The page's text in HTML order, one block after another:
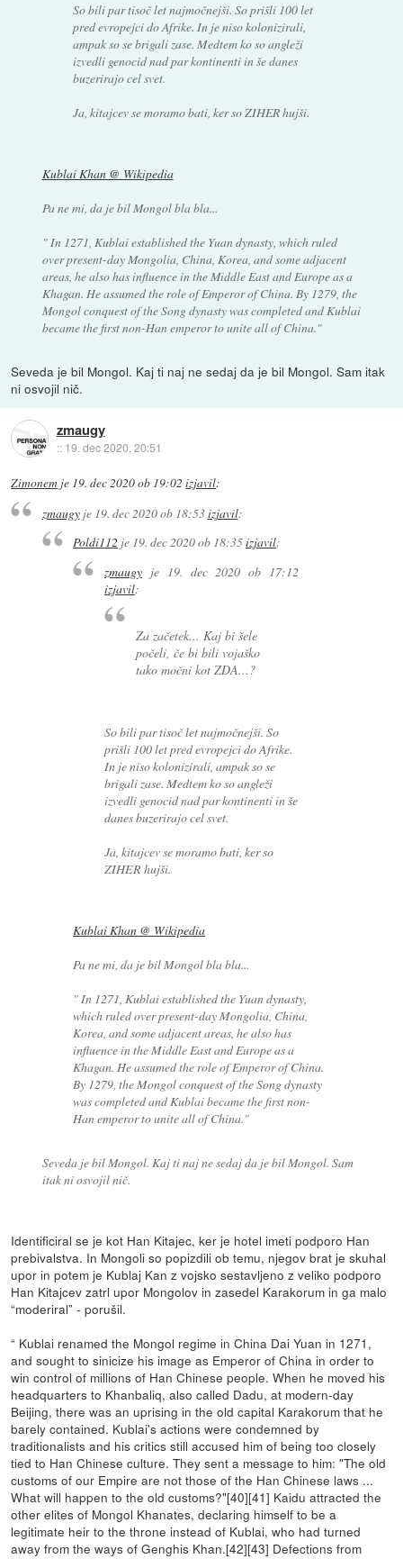
So bili par tisoč let najmočnejši. So prišli 100 let
pred evropejci do Afrike. In je niso kolonizirali,
ampak so se brigali zase. Medtem ko so angleži
izvedli genocid nad par kontinenti in še danes
buzerirajo cel svet.
Ja, kitajcev se moramo bati, ker so ZIHER hujši.
Kublai Khan @ Wikipedia
Pa ne mi, da je bil Mongol bla bla...
" In 1271, Kublai established the Yuan dynasty, which ruled
over present-day Mongolia, China, Korea, and some adjacent
areas, he also has influence in the Middle East and Europe as a
Khagan. He assumed the role of Emperor of China. By 1279, the
Mongol conquest of the Song dynasty was completed and Kublai
became the first non-Han emperor to unite all of China."
Seveda je bil Mongol. Kaj ti naj ne sedaj da je bil Mongol. Sam itak
ni osvojil nič.
zmaugy
:: 19. dec 2020, 20:51
Zimonem je 19. dec 2020 ob 19:02 izjavil:
zmaugyje 19. dec 2020 ob 18:53izjavil:
Poldi112 je 19. dec 2020 ob 18:35izjavil:
zmaugyje 19. dec 2020 ob 17:12
izjavil:
Za začetek... Kaj bi šele
počeli, če bi bili vojaško
tako močni kot ZDA...?
So bili par tisoč let najmočnejši. So
prišli 100 let pred evropejci do Afrike.
In je niso kolonizirali, ampak so se
brigali zase. Medtem ko so angleži
izvedli genocid nad par kontinenti in še
danes buzerirajo cel svet.
Ja, kitajcev se moramo bati, ker so
ZIHER hujši.
Kublai Khan @ Wikipedia
Pa ne mi, da je bil Mongol bla bla...
" In 1271, Kublai established the Yuan dynasty,
which ruled over present-day Mongolia, China,
Korea, and some adjacent areas, he also has
influence in the Middle East and Europe as a
Khagan. He assumed the role of Emperor of China.
By 1279, the Mongol conquest of the Song dynasty
was completed and Kublai became the first non-
Han emperor to unite all of China."
Seveda je bil Mongol. Kaj ti naj ne sedaj da je bil Mongol. Sam
itak ni osvojil nič.
Identificiral se je kot Han Kitajec, ker je hotel imeti podporo Han
prebivalstva. In Mongoli so popizdili ob temu, njegov brat je skuhal
upor in potem je Kublaj Kan z vojsko sestavljeno z veliko podporo
Han Kitajcev zatrl upor Mongolov in zasedel Karakorum in ga malo
“moderiral” - porušil.
“ Kublai renamed the Mongol regime in China Dai Yuan in 1271,
and sought to sinicize his image as Emperor of China in order to
win control of millions of Han Chinese people. When he moved his
headquarters to Khanbaliq, also called Dadu, at modern-day
Beijing, there was an uprising in the old capital Karakorum that he
barely contained. Kublai's actions were condemned by
traditionalists and his critics still accused him of being too closely
tied to Han Chinese culture. They sent a message to him: "The old
customs of our Empire are not those of the Han Chinese laws ...
What will happen to the old customs?"[40][41] Kaidu attracted the
other elites of Mongol Khanates, declaring himself to be a
legitimate heir to the throne instead of Kublai, who had turned
away from the ways of Genghis Khan.[42][43] Defections from